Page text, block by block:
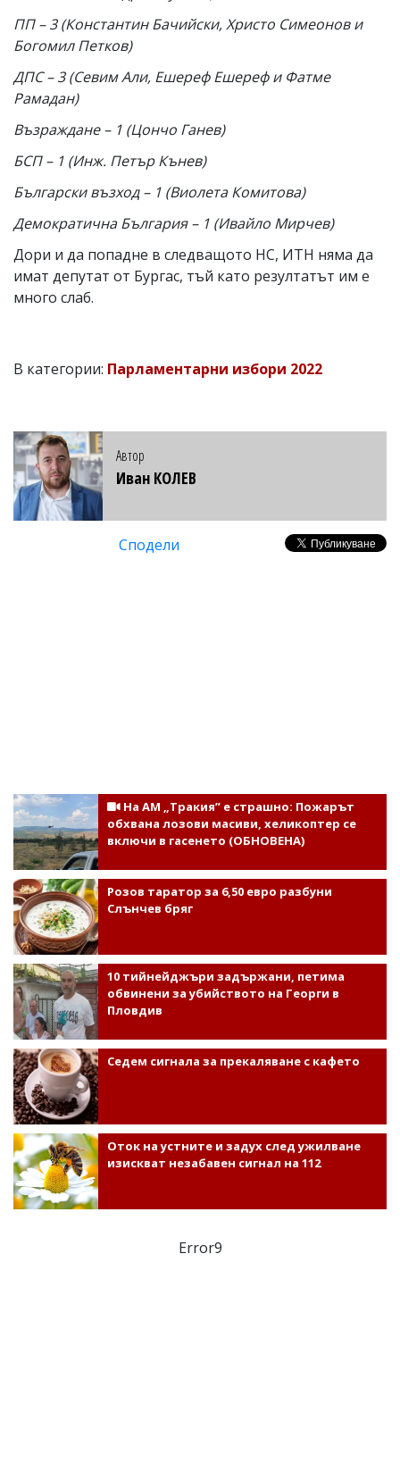
ПП – 3 (Константин Бачийски, Христо Симеонов и
Богомил Петков)
ДПС – 3 (Севим Али, Ешереф Ешереф и Фатме
Рамадан)
Възраждане – 1 (Цончо Ганев)
БСП – 1 (Инж. Петър Кънев)
Български възход – 1 (Виолета Комитова)
Демократична България – 1 (Ивайло Мирчев)
Дори и да попадне в следващото НС, ИТН няма да
имат депутат от Бургас, тъй като резултатът им е
много слаб.
В категории: Парламентарни избори 2022
Автор
Иван КОЛЕВ
Сподели
На АМ „Тракия” е страшно: Пожарът
обхвана лозови масиви, хеликоптер се
включи в гасенето (ОБНОВЕНА)
Розов таратор за 6,50 евро разбуни
Слънчев бряг
10 тийнейджъри задържани, петима
обвинени за убийството на Георги в
Пловдив
Седем сигнала за прекаляване с кафето
Оток на устните и задух след ужилване
изискват незабавен сигнал на 112
Error9